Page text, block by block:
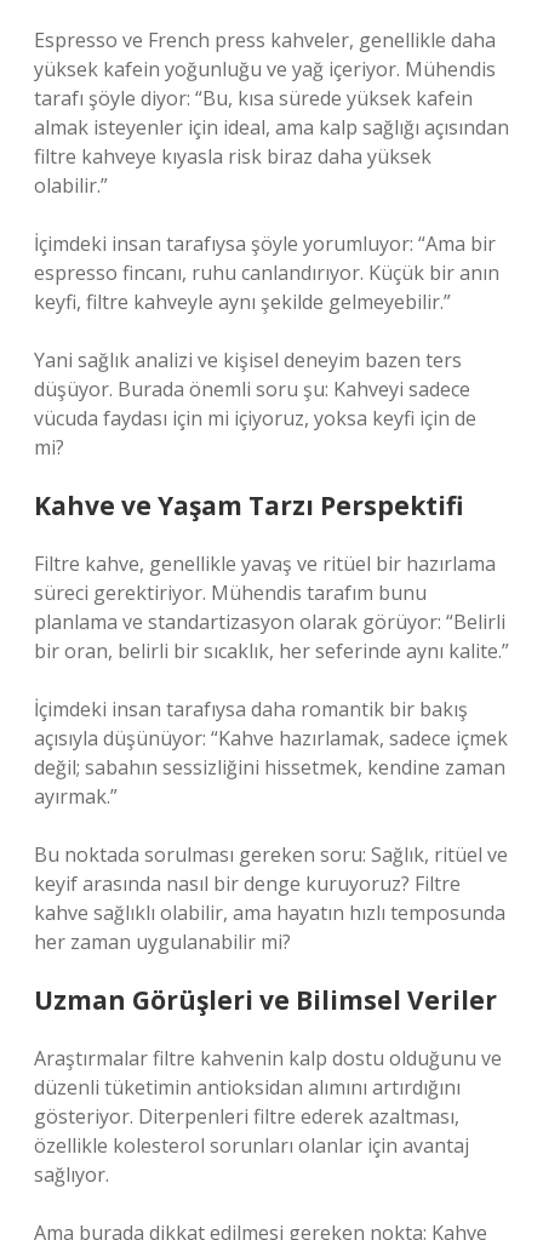
Espresso ve French press kahveler, genellikle daha
yüksek kafein yoğunluğu ve yağ içeriyor. Mühendis
tarafı şöyle diyor: “Bu, kısa sürede yüksek kafein
almak isteyenler için ideal, ama kalp sağlığı açısından
filtre kahveye kıyasla risk biraz daha yüksek
olabilir.”
İçimdeki insan tarafıysa şöyle yorumluyor: “Ama bir
espresso fincanı, ruhu canlandırıyor. Küçük bir anın
keyfi, filtre kahveyle aynı şekilde gelmeyebilir.”
Yani sağlık analizi ve kişisel deneyim bazen ters
düşüyor. Burada önemli soru şu: Kahveyi sadece
vücuda faydası için mi içiyoruz, yoksa keyfi için de
mi?
Kahve ve Yaşam Tarzı Perspektifi
Filtre kahve, genellikle yavaş ve ritüel bir hazırlama
süreci gerektiriyor. Mühendis tarafım bunu
planlama ve standartizasyon olarak görüyor: “Belirli
bir oran, belirli bir sıcaklık, her seferinde aynı kalite.”
İçimdeki insan tarafıysa daha romantik bir bakış
açısıyla düşünüyor: “Kahve hazırlamak, sadece içmek
değil; sabahın sessizliğini hissetmek, kendine zaman
ayırmak.”
Bu noktada sorulması gereken soru: Sağlık, ritüel ve
keyif arasında nasıl bir denge kuruyoruz? Filtre
kahve sağlıklı olabilir, ama hayatın hızlı temposunda
her zaman uygulanabilir mi?
Uzman Görüşleri ve Bilimsel Veriler
Araştırmalar filtre kahvenin kalp dostu olduğunu ve
düzenli tüketimin antioksidan alımını artırdığını
gösteriyor. Diterpenleri filtre ederek azaltması,
özellikle kolesterol sorunları olanlar için avantaj
sağlıyor.
Ama burada dikkat edilmesi gereken nokta: Kahve